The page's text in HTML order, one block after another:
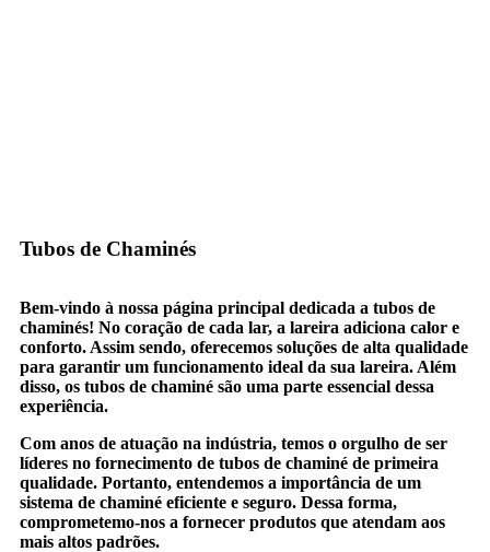
Tubos de Chaminés
Bem-vindo à nossa página principal dedicada a tubos de
chaminés! No coração de cada lar, a lareira adiciona calor e
conforto. Assim sendo, oferecemos soluções de alta qualidade
para garantir um funcionamento ideal da sua lareira. Além
disso, os tubos de chaminé são uma parte essencial dessa
experiência.
Com anos de atuação na indústria, temos o orgulho de ser
líderes no fornecimento de tubos de chaminé de primeira
qualidade. Portanto, entendemos a importância de um
sistema de chaminé eficiente e seguro. Dessa forma,
comprometemo-nos a fornecer produtos que atendam aos
mais altos padrões.